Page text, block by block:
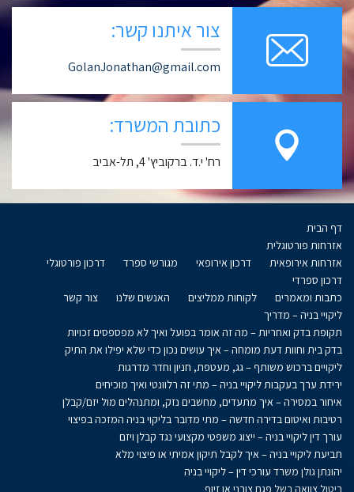
צור איתנו קשר:
GolanJonathan@gmail.com
כתובת המשרד:
רח' י.ד. ברקוביץ' 4, תל-אביב
דף הבית
אזרחות פורטוגלית
אזרחות אירופאית
דרכון אירופאי מגורשי ספרד
דרכון פורטוגלי
דרכון ספרדי
כתבות ומאמרים
לקוחות ממליצים האנשים שלנו
צור קשר
ליקויי בניה – מדריך
תקופת בדק ואחריות – מה זה אומר בפועל ואיך לא מפספסים זכויות
בדק בית וחוות דעת מומחה – איך עושים נכון כדי שלא יפילו את התיק
ליקויים ברכוש משותף – גג, מעטפת, חניון וחדר מדרגות
ירידת ערך בעקבות ליקויי בניה – מתי זה רלוונטי ואיך מוכיחים
איחור במסירה – איך מתעדים, מחשבים נזק, ומתנהלים מול יזם/קבלן
רטיבות ואיטום בדירה חדשה – מתי מדובר בליקוי בניה המזכה בפיצוי
עורך דין ליקויי בניה – ייצוג משפטי מקצועי נגד קבלן ויזם
תביעת ליקויי בניה – איך לקבל תיקון אמיתי או פיצוי מלא
יהונתן גולן משרד עורכי דין – ליקויי בניה
ביטול צוואה בשל פגם צורני או זיוף